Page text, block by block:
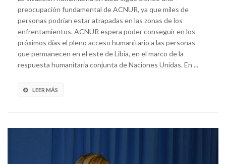
preocupación fundamental de ACNUR, ya que miles de
personas podrían estar atrapadas en las zonas de los
enfrentamientos. ACNUR espera poder conseguir en los
próximos días el pleno acceso humanitario a las personas
que permanecen en el este de Libia, en el marco de la
respuesta humanitaria conjunta de Naciones Unidas. En ...
LEER MÁS